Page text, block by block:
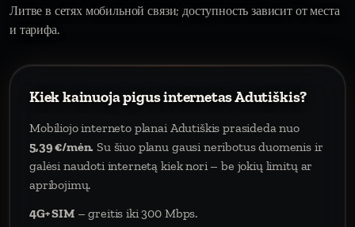
Литве в сетях мобильной связи; доступность зависит от места
и тарифа.
Kiek kainuoja pigus internetas Adutiškis?
Mobiliojo interneto planai Adutiškis prasideda nuo
5,39 €/mėn. Su šiuo planu gausi neribotus duomenis ir
galėsi naudoti internetą kiek nori – be jokių limitų ar
apribojimų.
4G+ SIM– greitis iki 300 Mbps.